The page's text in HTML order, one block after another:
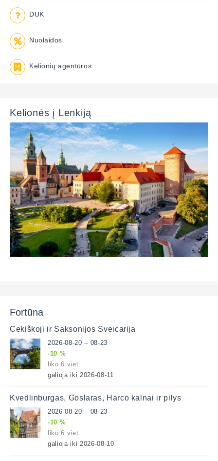
DUK
Nuolaidos
Kelionių agentūros
Kelionės į Lenkiją
Fortūna
Čekiškoji ir Saksonijos Šveicarija
2026-08-20 – 08-23
-10 %
liko 6 viet.
galioja iki 2026-08-11
Kvedlinburgas, Goslaras, Harco kalnai ir pilys
2026-08-20 – 08-23
-10 %
liko 6 viet.
galioja iki 2026-08-10